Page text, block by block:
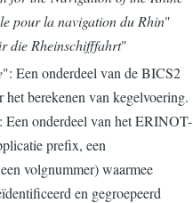
pour la navigation du Rhin"
die Rheinschifffahrt"
": Een onderdeel van de BICS2
berekenen van kegelvoering.
Een onderdeel van het ERINOT-
prefix, een
volgnummer) waarmee
en gegroepeerd